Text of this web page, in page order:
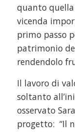
quanto
vicenda
primo passo
patrimonio
rendendolo
Il lavoro di
soltanto
osservato
progetto: “Il